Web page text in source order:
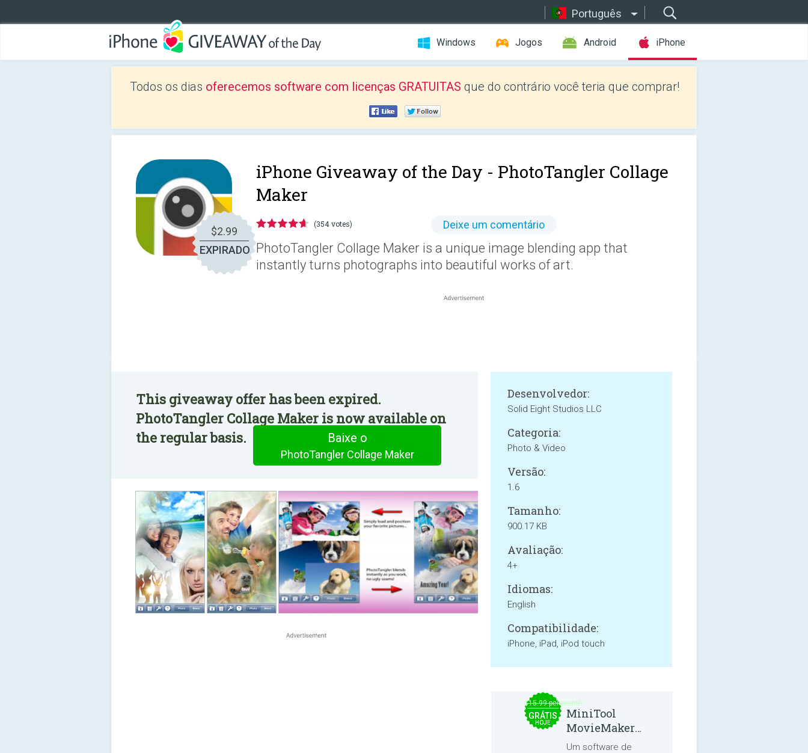
Português
Windows Jogos Android iPhone
Todos os dias oferecemos software com licenças GRATUITAS que do contrário você teria que comprar!
$2.99
EXPIRADO
iPhone Giveaway of the Day - PhotoTangler Collage
Maker
(354 votes) Deixe um comentário
PhotoTangler Collage Maker is a unique image blending app that
instantly turns photographs into beautiful works of art.
This giveaway offer has been expired.
PhotoTangler Collage Maker is now available on
the regular basis.
Baixe o
PhotoTangler Collage Maker
Desenvolvedor:
Solid Eight Studios LLC
Categoria:
Photo & Video
Versão:
1.6
Tamanho:
900.17 KB
Avaliação:
4+
Idiomas:
English
Compatibilidade:
iPhone, iPad, iPod touch
$15.99 per month
GRÁTIS
HOJE
MiniTool
MovieMaker
8.8.0
Um software de